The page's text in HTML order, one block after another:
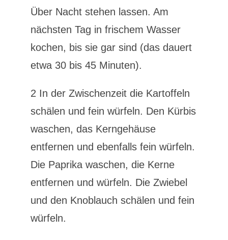
Über Nacht stehen lassen. Am
nächsten Tag in frischem Wasser
kochen, bis sie gar sind (das dauert
etwa 30 bis 45 Minuten).
2 In der Zwischenzeit die Kartoffeln
schälen und fein würfeln. Den Kürbis
waschen, das Kerngehäuse
entfernen und ebenfalls fein würfeln.
Die Paprika waschen, die Kerne
entfernen und würfeln. Die Zwiebel
und den Knoblauch schälen und fein
würfeln.